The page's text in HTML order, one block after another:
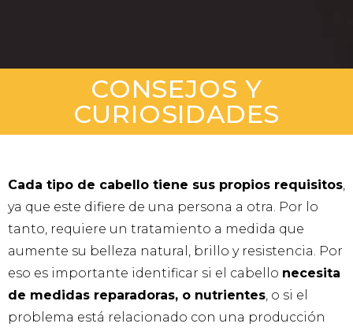
CONSEJOS Y
CURIOSIDADES
Cada tipo de cabello tiene sus propios requisitos,
ya que este difiere de una persona a otra. Por lo
tanto, requiere un tratamiento a medida que
aumente su belleza natural, brillo y resistencia. Por
eso es importante identificar si el cabello necesita
de medidas reparadoras, o nutrientes, o si el
problema está relacionado con una producción